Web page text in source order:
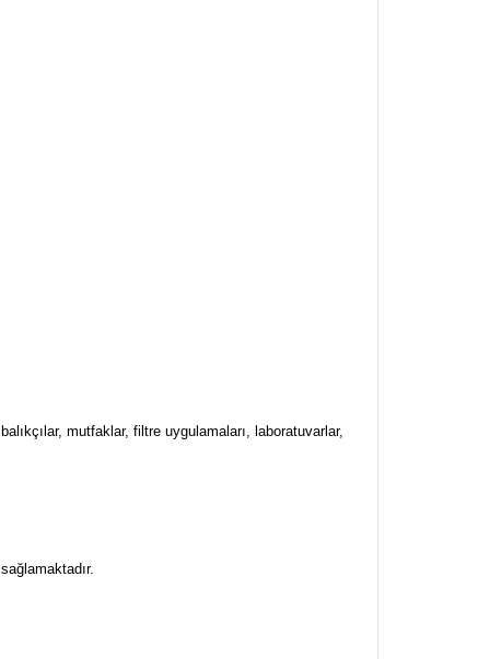
mutfaklar, filtre uygulamaları, laboratuvarlar,